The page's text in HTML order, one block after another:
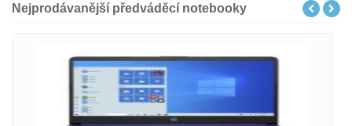
Nejprodávanější předváděcí notebooky